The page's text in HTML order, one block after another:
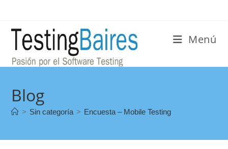
Menú
Blog
> Sin categoría > Encuesta – Mobile Testing